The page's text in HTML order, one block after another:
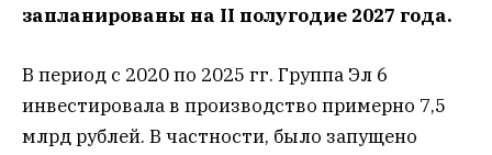
запланированы на II полугодие 2027 года.
В период с 2020 по 2025 гг. Группа Эл 6
инвестировала в производство примерно 7,5
млрд рублей. В частности, было запущено